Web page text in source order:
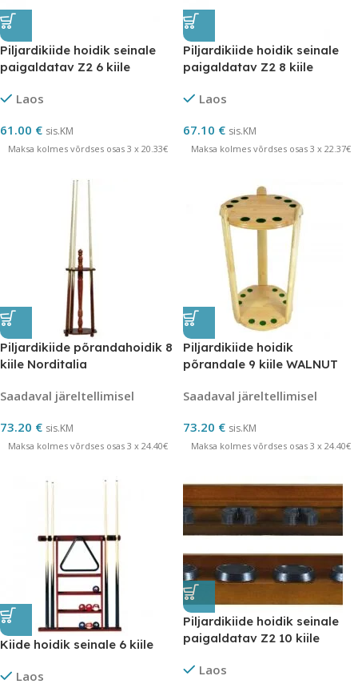
Piljardikiide hoidik seinale
paigaldatav Z2 6 kiile
Laos
61.00 € sis.KM
Maksa kolmes võrdses osas 3 x 20.33€
Piljardikiide hoidik seinale
paigaldatav Z2 8 kiile
Laos
67.10 € sis.KM
Maksa kolmes võrdses osas 3 x 22.37€
Piljardikiide põrandahoidik 8
kiile Norditalia
Saadaval järeltellimisel
73.20 € sis.KM
Maksa kolmes võrdses osas 3 x 24.40€
Piljardikiide hoidik
põrandale 9 kiile WALNUT
Saadaval järeltellimisel
73.20 € sis.KM
Maksa kolmes võrdses osas 3 x 24.40€
Kiide hoidik seinale 6 kiile
Laos
Piljardikiide hoidik seinale
paigaldatav Z2 10 kiile
Laos